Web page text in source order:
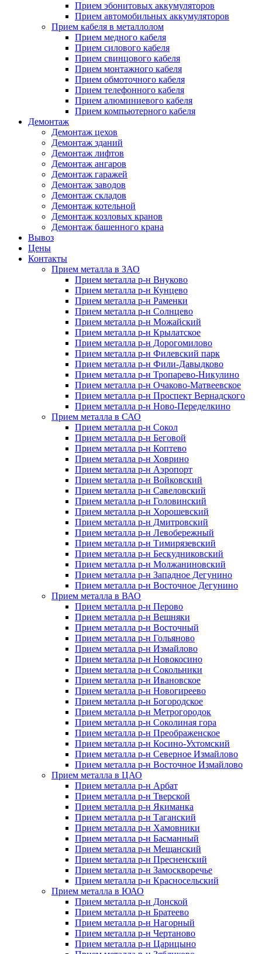
Прием эбонитовых аккумуляторов
Прием автомобильных аккумуляторов
Прием кабеля в металлолом
Прием медного кабеля
Прием силового кабеля
Прием свинцового кабеля
Прием монтажного кабеля
Прием обмоточного кабеля
Прием телефонного кабеля
Прием алюминиевого кабеля
Прием компьютерного кабеля
Демонтаж
Демонтаж цехов
Демонтаж зданий
Демонтаж лифтов
Демонтаж ангаров
Демонтаж гаражей
Демонтаж заводов
Демонтаж складов
Демонтаж котельной
Демонтаж козловых кранов
Демонтаж башенного крана
Вывоз
Цены
Контакты
Прием металла в ЗАО
Прием металла р-н Внуково
Прием металла р-н Кунцево
Прием металла р-н Раменки
Прием металла р-н Солнцево
Прием металла р-н Можайский
Прием металла р-н Крылатское
Прием металла р-н Дорогомилово
Прием металла р-н Филевский парк
Прием металла р-н Фили-Давыдково
Прием металла р-н Тропарево-Никулино
Прием металла р-н Очаково-Матвеевское
Прием металла р-н Проспект Вернадского
Прием металла р-н Ново-Переделкино
Прием металла в САО
Прием металла р-н Сокол
Прием металла р-н Беговой
Прием металла р-н Коптево
Прием металла р-н Ховрино
Прием металла р-н Аэропорт
Прием металла р-н Войковский
Прием металла р-н Савеловский
Прием металла р-н Головинский
Прием металла р-н Хорошевский
Прием металла р-н Дмитровский
Прием металла р-н Левобережный
Прием металла р-н Тимирязевский
Прием металла р-н Бескудниковский
Прием металла р-н Молжаниновский
Прием металла р-н Западное Дегунино
Прием металла р-н Восточное Дегунино
Прием металла в ВАО
Прием металла р-н Перово
Прием металла р-н Вешняки
Прием металла р-н Восточный
Прием металла р-н Гольяново
Прием металла р-н Измайлово
Прием металла р-н Новокосино
Прием металла р-н Сокольники
Прием металла р-н Ивановское
Прием металла р-н Новогиреево
Прием металла р-н Богородское
Прием металла р-н Метрогородок
Прием металла р-н Соколиная гора
Прием металла р-н Преображенское
Прием металла р-н Косино-Ухтомский
Прием металла р-н Северное Измайлово
Прием металла р-н Восточное Измайлово
Прием металла в ЦАО
Прием металла р-н Арбат
Прием металла р-н Тверской
Прием металла р-н Якиманка
Прием металла р-н Таганский
Прием металла р-н Хамовники
Прием металла р-н Басманный
Прием металла р-н Мещанский
Прием металла р-н Пресненский
Прием металла р-н Замоскворечье
Прием металла р-н Красносельский
Прием металла в ЮАО
Прием металла р-н Донской
Прием металла р-н Братеево
Прием металла р-н Нагорный
Прием металла р-н Чертаново
Прием металла р-н Царицыно